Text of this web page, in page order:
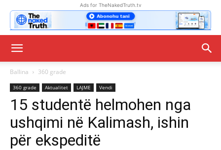
Ads for TheNakedTruth.tv
Ballina 360 grade
360 grade Aktualitet LAJME Vendi
15 studentë helmohen nga
ushqimi në Kalimash, ishin
për ekspeditë